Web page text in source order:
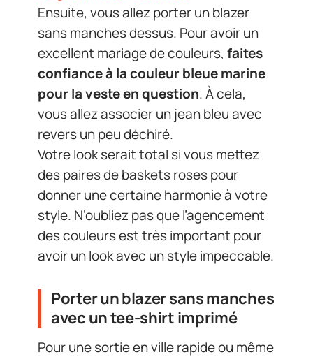
Ensuite, vous allez porter un blazer
sans manches dessus. Pour avoir un
excellent mariage de couleurs, faites
confiance à la couleur bleue marine
pour la veste en question. À cela,
vous allez associer un jean bleu avec
revers un peu déchiré.
Votre look serait total si vous mettez
des paires de baskets roses pour
donner une certaine harmonie à votre
style. N’oubliez pas que l’agencement
des couleurs est très important pour
avoir un look avec un style impeccable.
Porter un blazer sans manches
avec un tee-shirt imprimé
Pour une sortie en ville rapide ou même